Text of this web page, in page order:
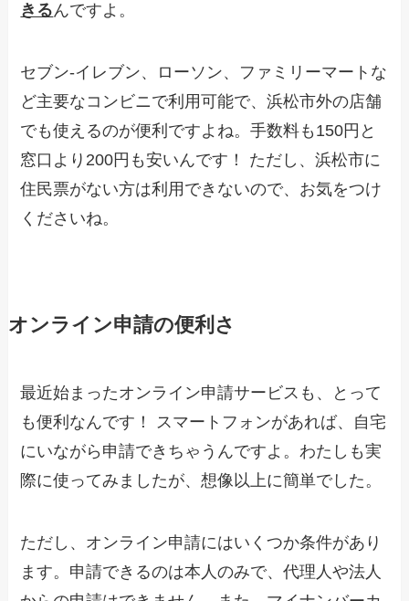
きるんですよ。
セブン-イレブン、ローソン、ファミリーマートな
ど主要なコンビニで利用可能で、浜松市外の店舗
でも使えるのが便利ですよね。手数料も150円と
窓口より200円も安いんです！ ただし、浜松市に
住民票がない方は利用できないので、お気をつけ
くださいね。
オンライン申請の便利さ
最近始まったオンライン申請サービスも、とって
も便利なんです！ スマートフォンがあれば、自宅
にいながら申請できちゃうんですよ。わたしも実
際に使ってみましたが、想像以上に簡単でした。
ただし、オンライン申請にはいくつか条件があり
ます。申請できるのは本人のみで、代理人や法人